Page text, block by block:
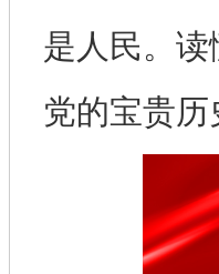
是人民。
党的宝贵